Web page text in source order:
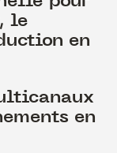
le
en
en